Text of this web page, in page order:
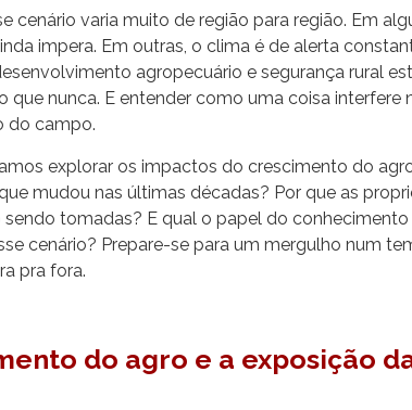
cenário varia muito de região para região. Em
impera. Em outras, o clima é de alerta
agropecuário e segurança rural
nunca. E entender como uma coisa interfere
do campo.
explorar os impactos do crescimento do
mudou nas últimas décadas? Por que as
tomadas? E qual o papel do
cenário? Prepare-se para um mergulho num
pra fora.
do agro e a exposição